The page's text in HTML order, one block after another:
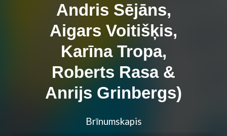
Andris Sējāns,
Aigars Voitišķis,
Karīna Tropa,
Roberts Rasa &
Anrijs Grinbergs)
Brīnumskapis